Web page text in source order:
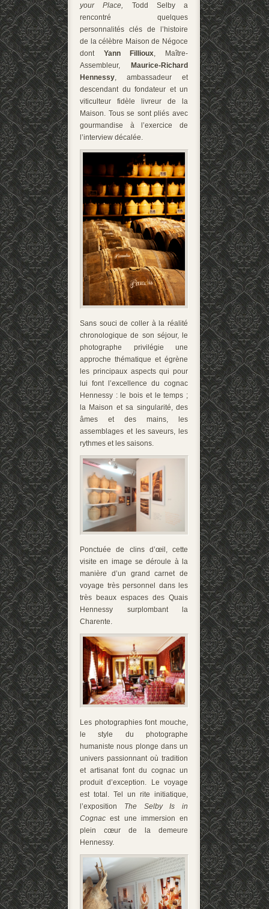
your Place, Todd Selby a
rencontré quelques
personnalités clés de l’histoire
de la célèbre Maison de Négoce
dont Yann Fillioux , Maître-
Assembleur, Maurice-Richard
Hennessy , ambassadeur et
descendant du fondateur et un
viticulteur fidèle livreur de la
Maison. Tous se sont pliés avec
gourmandise à l’exercice de
l’interview décalée.
Sans souci de coller à la réalité
chronologique de son séjour, le
photographe privilégie une
approche thématique et égrène
les principaux aspects qui pour
lui font l’excellence du cognac
Hennessy : le bois et le temps ;
la Maison et sa singularité, des
âmes et des mains, les
assemblages et les saveurs, les
rythmes et les saisons.
Ponctuée de clins d’œil, cette
visite en image se déroule à la
manière d’un grand carnet de
voyage très personnel dans les
très beaux espaces des Quais
Hennessy surplombant la
Charente.
Les photographies font mouche,
le style du photographe
humaniste nous plonge dans un
univers passionnant où tradition
et artisanat font du cognac un
produit d’exception. Le voyage
est total. Tel un rite initiatique,
l’exposition The Selby Is in
Cognac est une immersion en
plein cœur de la demeure
Hennessy.